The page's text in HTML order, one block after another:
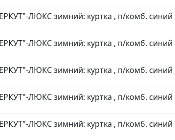
ЛЮКС зимний: куртка , п/комб. синий
ЛЮКС зимний: куртка , п/комб. синий
ЛЮКС зимний: куртка , п/комб. синий
ЛЮКС зимний: куртка , п/комб. синий
ЛЮКС зимний: куртка , п/комб. синий